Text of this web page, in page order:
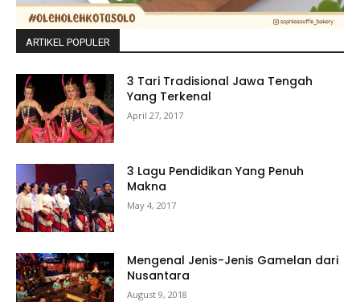
ARTIKEL POPULER
3 Tari Tradisional Jawa Tengah
Yang Terkenal
April 27, 2017
3 Lagu Pendidikan Yang Penuh
Makna
May 4, 2017
Mengenal Jenis-Jenis Gamelan dari
Nusantara
August 9, 2018